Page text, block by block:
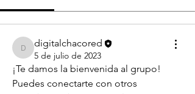
digitalchacored
digitalchacored
5 de julio de 2023
¡Te damos la bienvenida al grupo!
Puedes conectarte con otros